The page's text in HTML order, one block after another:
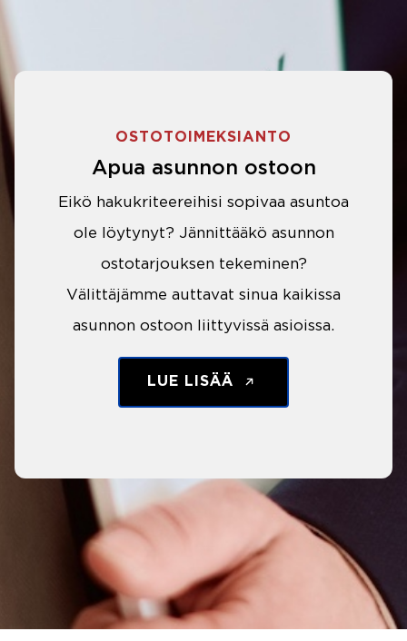
OSTOTOIMEKSIANTO
Apua asunnon ostoon
Eikö hakukriteereihisi sopivaa asuntoa
ole löytynyt? Jännittääkö asunnon
ostotarjouksen tekeminen?
Välittäjämme auttavat sinua kaikissa
asunnon ostoon liittyvissä asioissa.
LUE LISÄÄ